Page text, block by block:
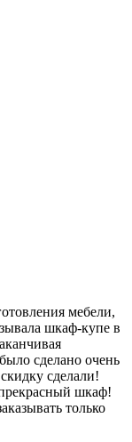
мебели,
шкаф-купе в
сделано очень
сделали!
шкаф!
только